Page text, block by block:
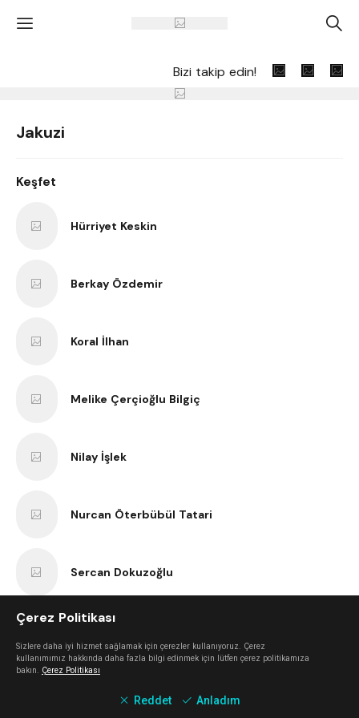
' A
Bizi takip edin!
Jakuzi
Keşfet
Hürriyet Keskin
Berkay Özdemir
Koral İlhan
Melike Çerçioğlu Bilgiç
Nilay İşlek
Nurcan Öterbübül Tatari
Sercan Dokuzoğlu
Çerez Politikası
Sizlere daha iyi hizmet sağlamak için çerezler kullanıyoruz. Çerez
kullanımımız hakkında daha fazla bilgi edinmek için lütfen çerez politikamıza
bakın. Çerez Politikası
Reddet Anladım